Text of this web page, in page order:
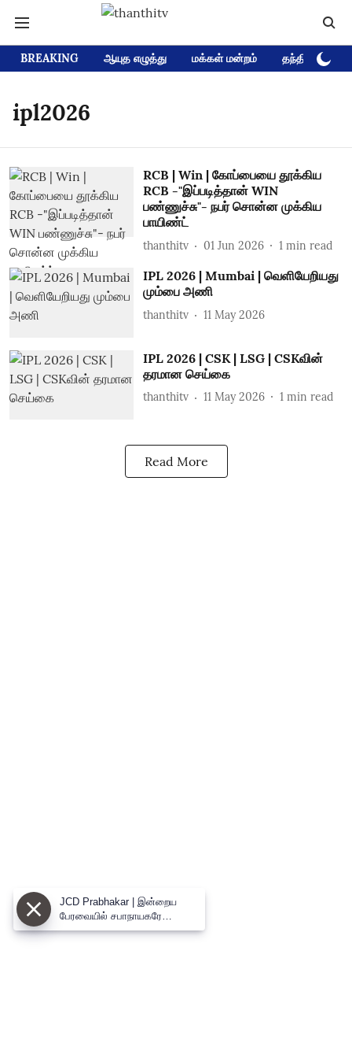
BREAKING ஆயுத எழுத்து மக்கள் மன்றம் தந்தி டிவி
ipl2026
RCB | Win | கோப்பையை தூக்கிய
RCB -"இப்படித்தான் WIN
பண்ணுச்சு"- நபர் சொன்ன முக்கிய
பாயிண்ட்
thanthitv 01 Jun 2026 1 min read
IPL 2026 | Mumbai | வெளியேறியது
மும்பை அணி
thanthitv 11 May 2026
IPL 2026 | CSK | LSG | CSKவின்
தரமான செய்கை
thanthitv 11 May 2026 1 min read
Read More
JCD Prabhakar | இன்றைய
பேரவையில் சபாநாயகரே
சொன்ன `குட்டி ஸ்டோரி’